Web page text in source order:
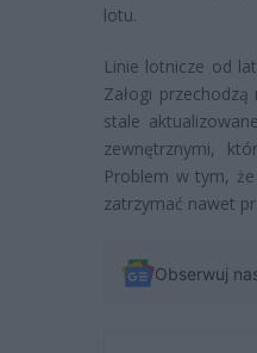
lotu.
Linie lotnicze od
Załogi
stale
zewnętrznymi,
Problem w tym,
zatrzymać nawet
Obserwuj